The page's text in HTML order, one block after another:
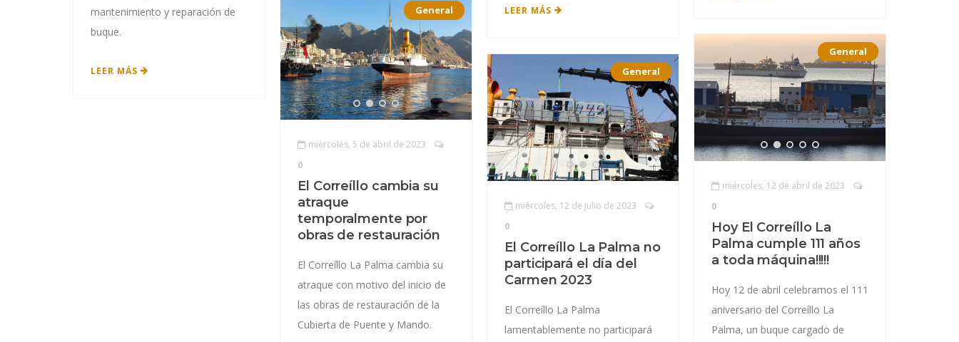
LEER MÁS
mantenimiento y reparación de
buque.
LEER MÁS
General
miércoles, 5 de abril de 2023
0
El Correíllo cambia su
atraque
temporalmente por
obras de restauración
El Correíllo La Palma cambia su
atraque con motivo del inicio de
las obras de restauración de la
Cubierta de Puente y Mando.
General
miércoles, 12 de abril de 2023
0
Hoy El Correíllo La
Palma cumple 111 años
a toda máquina!!!!!
Hoy 12 de abril celebramos el 111
aniversario del Correíllo La
Palma, un buque cargado de
General
miércoles, 12 de julio de 2023
0
El Correíllo La Palma no
participará el día del
Carmen 2023
El Correíllo La Palma
lamentablemente no participará